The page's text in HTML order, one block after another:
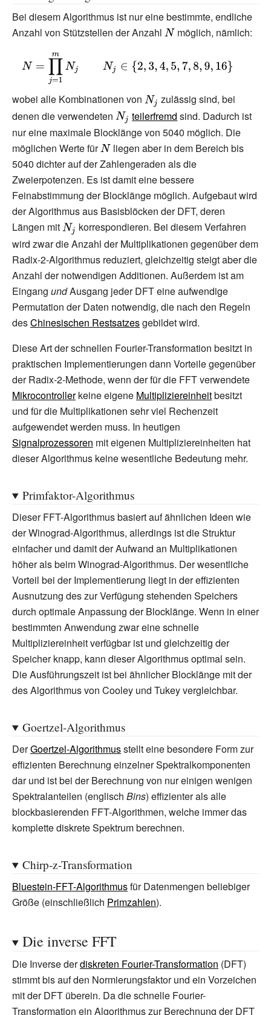
Bei diesem Algorithmus ist nur eine bestimmte, endliche
Anzahl von Stützstellen der Anzahl {\displaystyle
möglich, nämlich:
{\displaystyle N=\prod
_{j=1}^{m}N_{j}\qquad
{2,3,4,5,7,8,9,16\}}
wobei alle Kombinationen von {\displaystyle
N_{j}}
zulässig sind, bei
denen die verwendeten {\displaystyle
N_{j}}
teilerfremd sind. Dadurch ist
nur eine maximale Blocklänge von 5040 möglich. Die
möglichen Werte für{\displaystyle
N}
liegen aber in dem Bereich bis
5040 dichter auf der Zahlengeraden als die
Zweierpotenzen. Es ist damit eine bessere
Feinabstimmung der Blocklänge möglich. Aufgebaut wird
der Algorithmus aus Basisblöcken der DFT, deren
Längen mit {\displaystyle
N_{j}}
korrespondieren. Bei diesem Verfahren
wird zwar die Anzahl der Multiplikationen gegenüber dem
Radix-2-Algorithmus reduziert, gleichzeitig steigt aber die
Anzahl der notwendigen Additionen. Außerdem ist am
Eingang undAusgang jeder DFT eine aufwendige
Permutation der Daten notwendig, die nach den Regeln
desChinesischen Restsatzesgebildet wird.
Diese Art der schnellen Fourier-Transformation besitzt in
praktischen Implementierungen dann Vorteile gegenüber
der Radix-2-Methode, wenn der für die FFT verwendete
Mikrocontrollerkeine eigene Multipliziereinheitbesitzt
und für die Multiplikationen sehr viel Rechenzeit
aufgewendet werden muss. In heutigen
Signalprozessoren mit eigenen Multipliziereinheiten hat
dieser Algorithmus keine wesentliche Bedeutung mehr.
Primfaktor-Algorithmus
Dieser FFT-Algorithmus basiert auf ähnlichen Ideen wie
der Winograd-Algorithmus, allerdings ist die Struktur
einfacher und damit der Aufwand an Multiplikationen
höher als beim Winograd-Algorithmus. Der wesentliche
Vorteil bei der Implementierung liegt in der effizienten
Ausnutzung des zur Verfügung stehenden Speichers
durch optimale Anpassung der Blocklänge. Wenn in einer
bestimmten Anwendung zwar eine schnelle
Multipliziereinheit verfügbar ist und gleichzeitig der
Speicher knapp, kann dieser Algorithmus optimal sein.
Die Ausführungszeit ist bei ähnlicher Blocklänge mit der
des Algorithmus von Cooley und Tukey vergleichbar.
Goertzel-Algorithmus
DerGoertzel-Algorithmusstellt eine besondere Form zur
effizienten Berechnung einzelner Spektralkomponenten
dar und ist bei der Berechnung von nur einigen wenigen
Spektralanteilen (englisch Bins) effizienter als alle
blockbasierenden FFT-Algorithmen, welche immer das
komplette diskrete Spektrum berechnen.
Chirp-z-Transformation
Bluestein-FFT-Algorithmusfür Datenmengen beliebiger
Größe (einschließlich Primzahlen).
Die inverse FFT
Die Inverse derdiskreten Fourier-Transformation (DFT)
stimmt bis auf den Normierungsfaktor und ein Vorzeichen
mit der DFT überein. Da die schnelle Fourier-
Transformation ein Algorithmus zur Berechnung der DFT